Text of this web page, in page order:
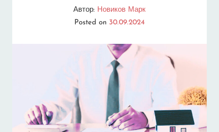
СТОИТ
УЧИТЫВАТЬ
Автор: Новиков Марк
Posted on 30.09.2024